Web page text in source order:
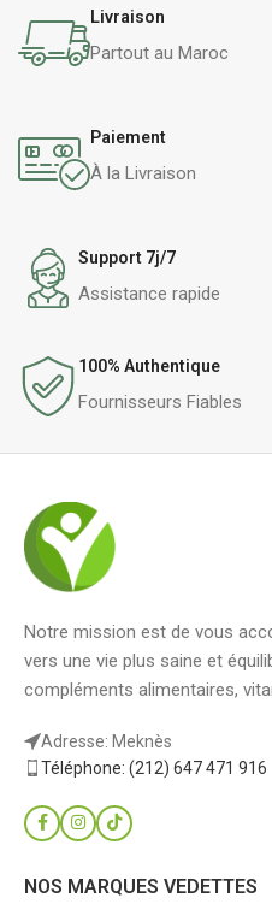
Livraison
Partout au Maroc
Paiement
À la Livraison
Support 7j/7
Assistance rapide
100% Authentique
Fournisseurs Fiables
Notre mission est de vous
vers une vie plus saine et
compléments alimentaires,
Adresse: Meknès
Téléphone: (212) 647 471 916
NOS MARQUES VEDETTES